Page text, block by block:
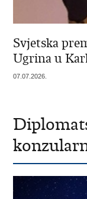
Svjetska
Ugrina u
07.07.2026.